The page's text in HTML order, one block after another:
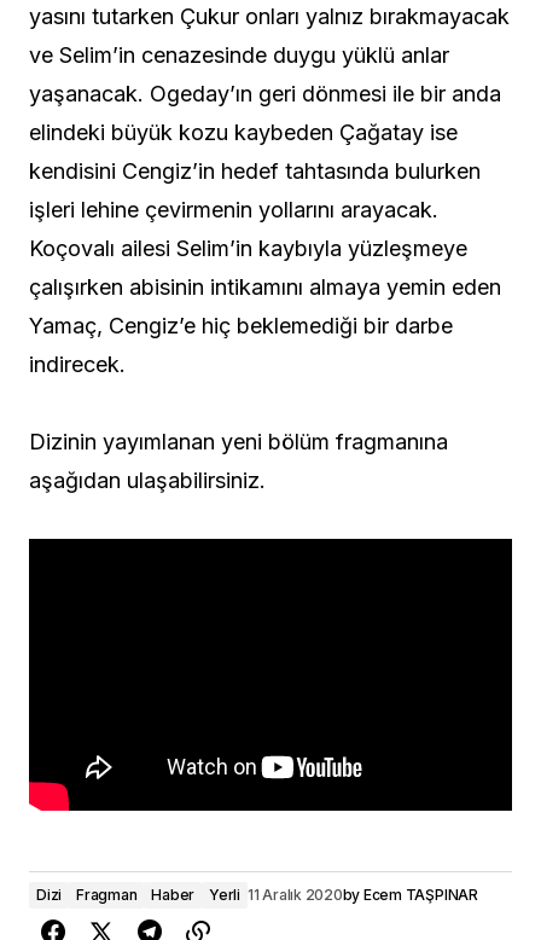
yasını tutarken Çukur onları yalnız bırakmayacak
ve Selim’in cenazesinde duygu yüklü anlar
yaşanacak. Ogeday’ın geri dönmesi ile bir anda
elindeki büyük kozu kaybeden Çağatay ise
kendisini Cengiz’in hedef tahtasında bulurken
işleri lehine çevirmenin yollarını arayacak.
Koçovalı ailesi Selim’in kaybıyla yüzleşmeye
çalışırken abisinin intikamını almaya yemin eden
Yamaç, Cengiz’e hiç beklemediği bir darbe
indirecek.
Dizinin yayımlanan yeni bölüm fragmanına
aşağıdan ulaşabilirsiniz.
Dizi Fragman Haber Yerli 11 Aralık 2020by Ecem TAŞPINAR